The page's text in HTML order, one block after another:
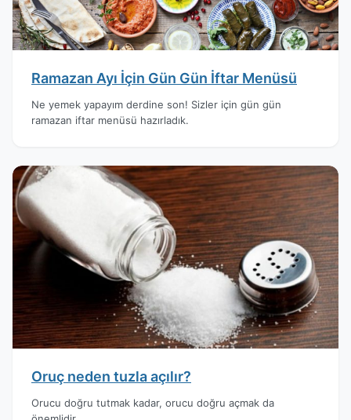
Ramazan Ayı İçin Gün Gün İftar Menüsü
Ne yemek yapayım derdine son! Sizler için gün gün
ramazan iftar menüsü hazırladık.
Oruç neden tuzla açılır?
Orucu doğru tutmak kadar, orucu doğru açmak da